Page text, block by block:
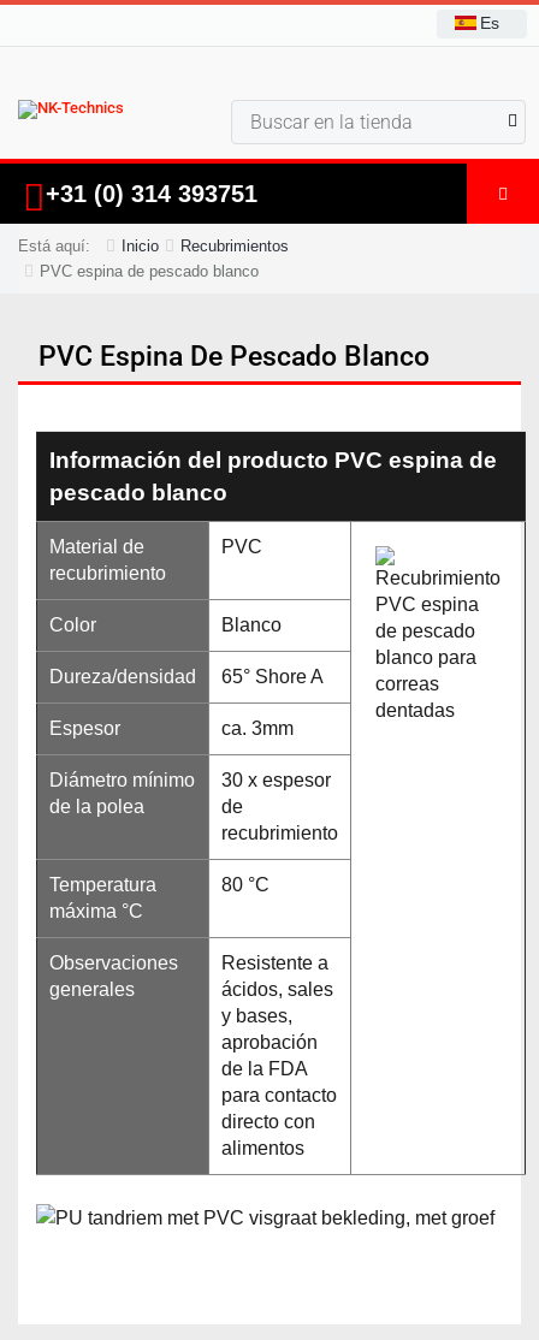
Es
+31 (0) 314 393751
Está aquí: Inicio
Recubrimientos
PVC espina de pescado blanco
PVC Espina De Pescado Blanco
Información del producto PVC espina de
pescado blanco
Material de
recubrimiento
PVC
Color Blanco
Dureza/densidad 65° Shore A
Espesor ca. 3mm
Diámetro mínimo
de la polea
30 x espesor
de
recubrimiento
Temperatura
máxima °C
80 °C
Observaciones
generales
Resistente a
ácidos, sales
y bases,
aprobación
de la FDA
para contacto
directo con
alimentos